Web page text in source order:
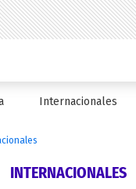
Internacionales
INTERNACIONALES